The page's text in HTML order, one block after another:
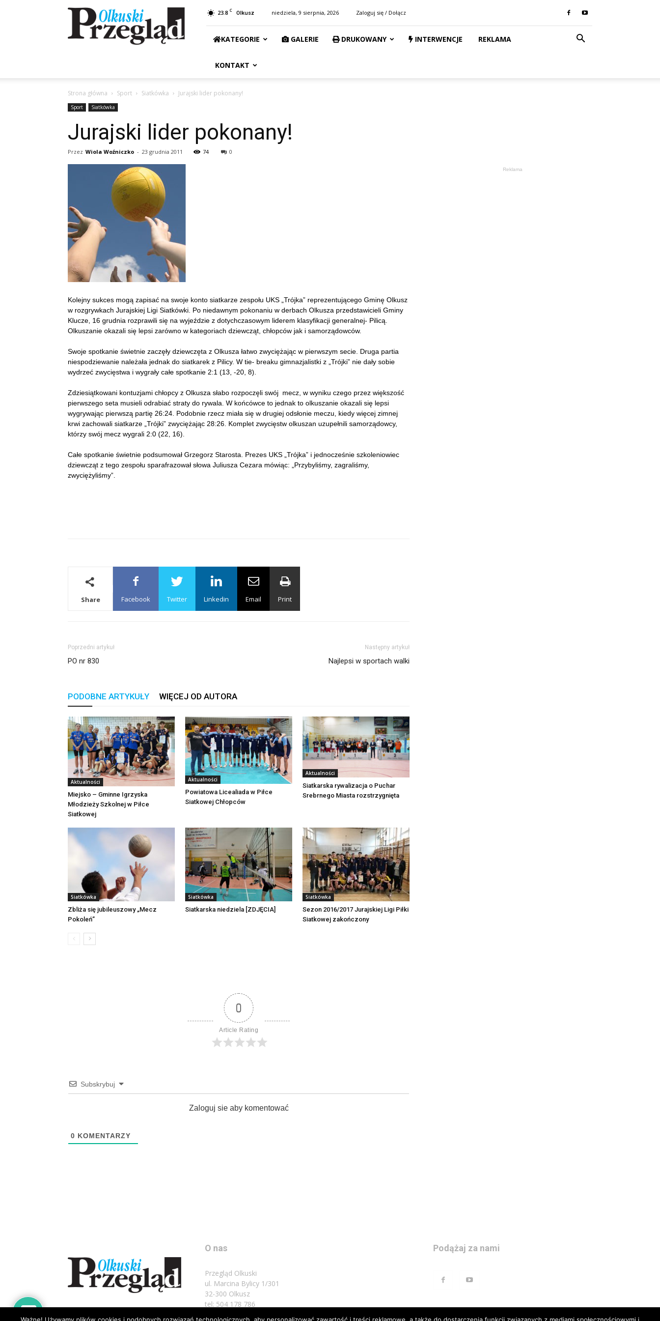
Przegląd
Olkuski
23.8 C Olkusz niedziela, 9 sierpnia, 2026 Zaloguj się / Dołącz
KATEGORIE GALERIE DRUKOWANY INTERWENCJE REKLAMA
KONTAKT
Strona główna Sport Siatkówka Jurajski lider pokonany!
Sport Siatkówka
Jurajski lider pokonany!
Przez Wiola Woźniczko - 23 grudnia 2011 74 0
Kolejny sukces mogą zapisać na swoje konto siatkarze zespołu UKS „Trójka” reprezentującego Gminę Olkusz
w rozgrywkach Jurajskiej Ligi Siatkówki. Po niedawnym pokonaniu w derbach Olkusza przedstawicieli Gminy
Klucze, 16 grudnia rozprawili się na wyjeździe z dotychczasowym liderem klasyfikacji generalnej- Pilicą.
Olkuszanie okazali się lepsi zarówno w kategoriach dziewcząt, chłopców jak i samorządowców.
Swoje spotkanie świetnie zaczęły dziewczęta z Olkusza łatwo zwyciężając w pierwszym secie. Druga partia
niespodziewanie należała jednak do siatkarek z Pilicy. W tie- breaku gimnazjalistki z „Trójki” nie dały sobie
wydrzeć zwycięstwa i wygrały całe spotkanie 2:1 (13, -20, 8).
Zdziesiątkowani kontuzjami chłopcy z Olkusza słabo rozpoczęli swój mecz, w wyniku czego przez większość
pierwszego seta musieli odrabiać straty do rywala. W końcówce to jednak to olkuszanie okazali się lepsi
wygrywając pierwszą partię 26:24. Podobnie rzecz miała się w drugiej odsłonie meczu, kiedy więcej zimnej
krwi zachowali siatkarze „Trójki” zwyciężając 28:26. Komplet zwycięstw olkuszan uzupełnili samorządowcy,
którzy swój mecz wygrali 2:0 (22, 16).
Całe spotkanie świetnie podsumował Grzegorz Starosta. Prezes UKS „Trójka” i jednocześnie szkoleniowiec
dziewcząt z tego zespołu sparafrazował słowa Juliusza Cezara mówiąc: „Przybyliśmy, zagraliśmy,
zwyciężyliśmy”.
Share Facebook Twitter Linkedin Email Print
Poprzedni artykuł
PO nr 830
Następny artykuł
Najlepsi w sportach walki
PODOBNE ARTYKUŁY WIĘCEJ OD AUTORA
Aktualności
Miejsko – Gminne Igrzyska
Młodzieży Szkolnej w Piłce
Siatkowej
Aktualności
Powiatowa Licealiada w Piłce
Siatkowej Chłopców
Aktualności
Siatkarska rywalizacja o Puchar
Srebrnego Miasta rozstrzygnięta
Siatkówka
Zbliża się jubileuszowy „Mecz
Pokoleń”
Siatkówka
Siatkarska niedziela [ZDJĘCIA]
Siatkówka
Sezon 2016/2017 Jurajskiej Ligi Piłki
Siatkowej zakończony
0
Article Rating
Subskrybuj
Zaloguj sie aby komentować
0 KOMENTARZY
Reklama
O nas
Przegląd Olkuski
ul. Marcina Bylicy 1/301
32-300 Olkusz
tel: 504 178 786
Podążaj za nami